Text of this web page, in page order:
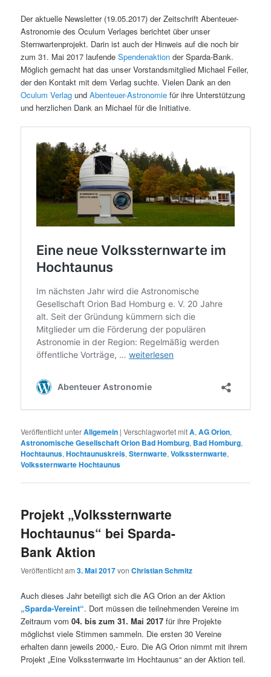
Der aktuelle Newsletter (19.05.2017) der Zeitschrift Abenteuer-
Astronomie des Oculum Verlages berichtet über unser
Sternwartenprojekt. Darin ist auch der Hinweis auf die noch bir
zum 31. Mai 2017 laufendeSpendenaktion der Sparda-Bank.
Möglich gemacht hat das unser Vorstandsmitglied Michael Feiler,
der den Kontakt mit dem Verlag suchte. Vielen Dank an den
Oculum Verlag undAbenteuer-Astronomie für ihre Unterstützung
und herzlichen Dank an Michael für die Initiative.
Veröffentlicht unterAllgemein |Verschlagwortet mitA,AG Orion,
Astronomische Gesellschaft Orion Bad Homburg, Bad Homburg,
Hochtaunus,Hochtaunuskreis,Sternwarte,Volkssternwarte,
Volkssternwarte Hochtaunus
Projekt „Volkssternwarte
Hochtaunus“ bei Sparda-
Bank Aktion
Veröffentlicht am3. Mai 2017vonChristian Schmitz
Auch dieses Jahr beteiligt sich die AG Orion an der Aktion
„Sparda-Vereint“. Dort müssen die teilnehmenden Vereine im
Zeitraum vom04. bis zum 31. Mai 2017 für ihre Projekte
möglichst viele Stimmen sammeln. Die ersten 30 Vereine
erhalten dann jeweils 2000,- Euro. Die AG Orion nimmt mit ihrem
Projekt „Eine Volkssternwarte im Hochtaunus“ an der Aktion teil.